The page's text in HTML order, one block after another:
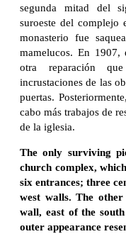
segunda mitad del
suroeste del complejo
monasterio fue
mamelucos. En
otra reparación
incrustaciones de las
puertas.
cabo más trabajos de
de la iglesia.
The only surviving
church complex,
six entrances; three
west walls. The
wall, east of the
outer appearance